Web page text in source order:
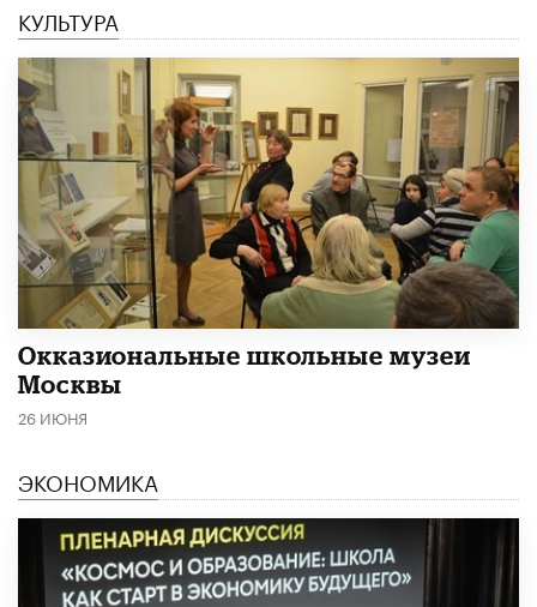
КУЛЬТУРА
​Окказиональные школьные музеи
Москвы
26 ИЮНЯ
ЭКОНОМИКА